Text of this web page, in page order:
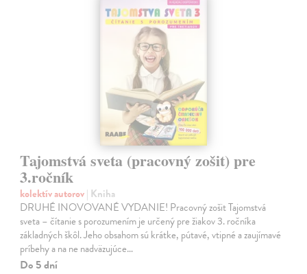
Tajomstvá sveta (pracovný zošit) pre
3.ročník
kolektív autorov| Kniha
DRUHÉ INOVOVANÉ VYDANIE! Pracovný zošit Tajomstvá
sveta – čítanie s porozumením je určený pre žiakov 3. ročníka
základných škôl. Jeho obsahom sú krátke, pútavé, vtipné a zaujímavé
príbehy a na ne nadväzujúce…
Do 5 dní